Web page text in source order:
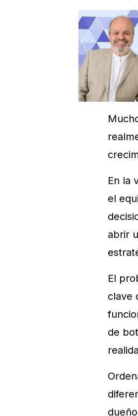
En la
el
abrir
El
clave
de